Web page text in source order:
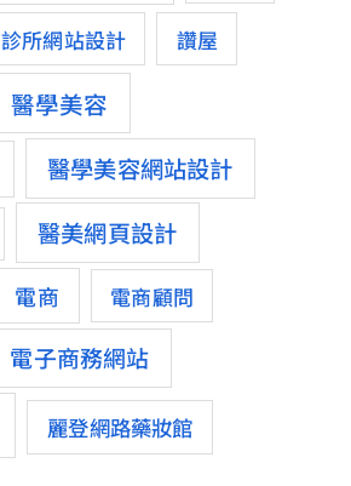
診所網站設計 讚屋
醫學美容
醫學美容網站設計
醫美網頁設計
電商 電商顧問
電子商務網站
麗登網路藥妝館